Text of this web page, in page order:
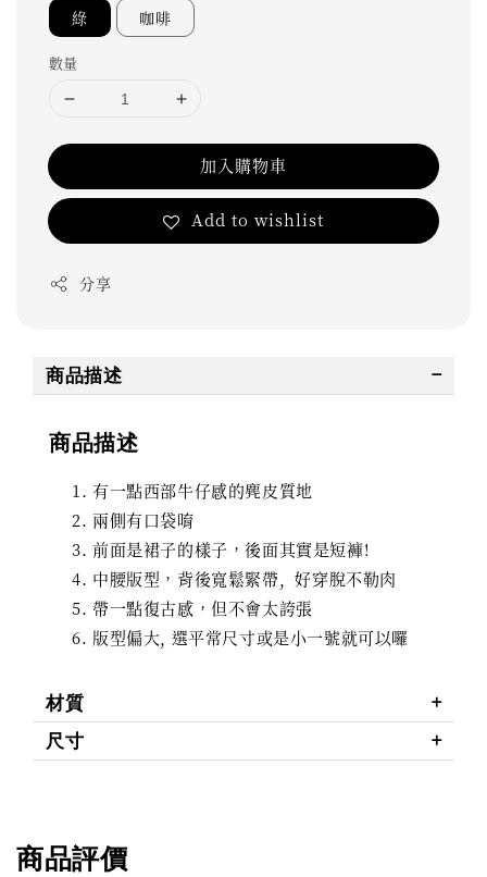
綠 咖啡
數量
加入購物車
Add to wishlist
分享
商品描述
商品描述
有一點西部牛仔感的麂皮質地
兩側有口袋唷
前面是裙子的樣子，後面其實是短褲!
中腰版型，背後寬鬆緊帶, 好穿脫不勒肉
帶一點復古感，但不會太誇張
版型偏大, 選平常尺寸或是小一號就可以囉
材質
尺寸
商品評價